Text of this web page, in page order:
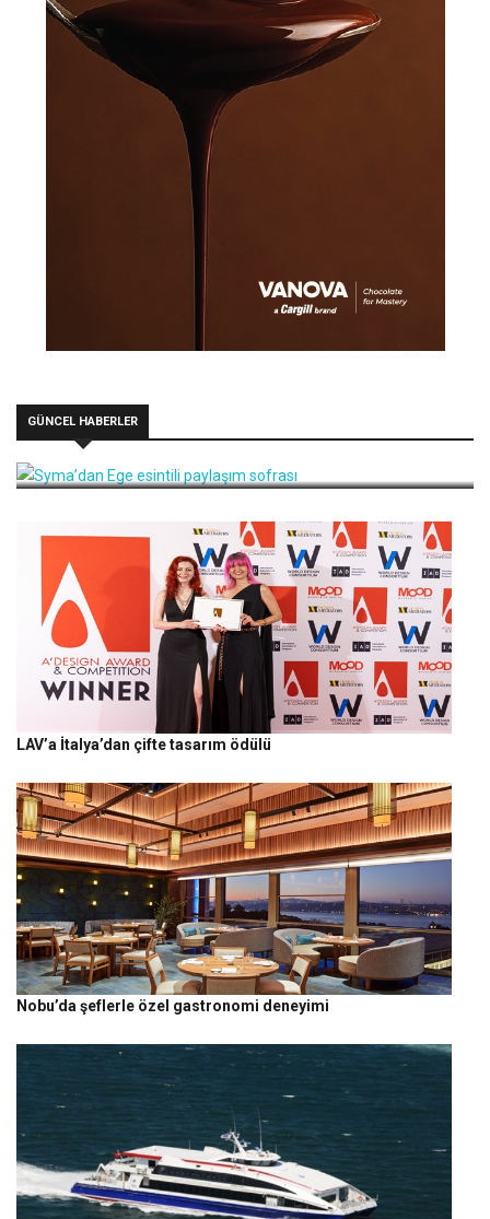
GÜNCEL HABERLER
Syma’dan Ege esintili paylaşım sofrası
LAV’a İtalya’dan çifte tasarım ödülü
Nobu’da şeflerle özel gastronomi deneyimi